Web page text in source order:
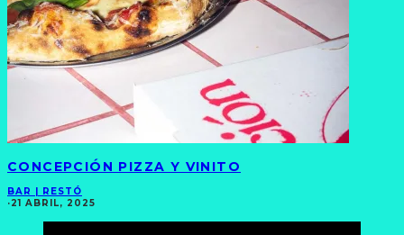
CONCEPCIÓN PIZZA Y VINITO
BAR | RESTÓ
·21 ABRIL, 2025